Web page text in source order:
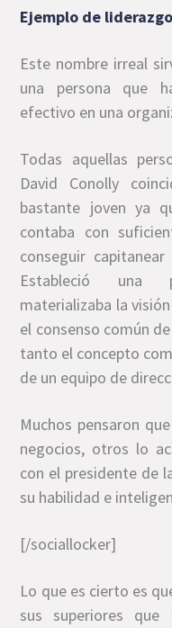
Ejemplo de
Este nombre irreal
una persona que
efectivo en una
Todas aquellas
David Conolly
bastante joven ya
contaba con
conseguir
Estableció una
materializaba la
el consenso común
tanto el concepto
de un equipo de
Muchos pensaron
negocios, otros lo
con el presidente de
su habilidad e
[/sociallocker]
Lo que es cierto es
sus superiores que